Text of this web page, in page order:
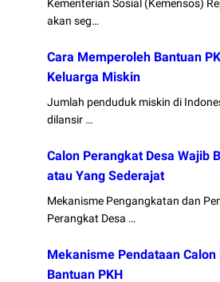
Kementerian Sosial (Kemensos)
akan seg…
Cara Memperoleh Bantuan
Keluarga Miskin
Jumlah penduduk miskin di
dilansir …
Calon Perangkat Desa Wajib
atau Yang Sederajat
Mekanisme Pengangkatan dan
Perangkat Desa …
Mekanisme Pendataan Calon
Bantuan PKH